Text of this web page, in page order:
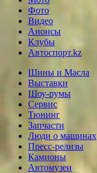
Фото
Видео
Анонсы
Клубы
Автоспорт.kz
Шины и Масла
Выставки
Шоу-румы
Сервис
Тюнинг
Запчасти
Люди о машинах
Пресс-релизы
Камионы
Автомузеи